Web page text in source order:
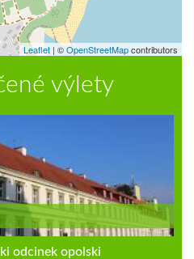
Leaflet | ©OpenStreetMapcontributors
výlety
odcinek opolski